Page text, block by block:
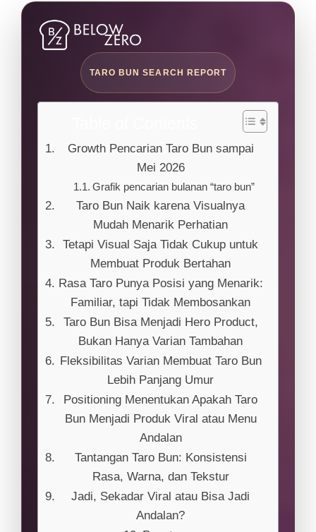
TARO BUN SEARCH REPORT
Growth Pencarian Taro Bun sampai
Mei 2026
Grafik pencarian bulanan “taro bun”
Taro Bun Naik karena Visualnya
Mudah Menarik Perhatian
Tetapi Visual Saja Tidak Cukup untuk
Membuat Produk Bertahan
Rasa Taro Punya Posisi yang Menarik:
Familiar, tapi Tidak Membosankan
Taro Bun Bisa Menjadi Hero Product,
Bukan Hanya Varian Tambahan
Fleksibilitas Varian Membuat Taro Bun
Lebih Panjang Umur
Positioning Menentukan Apakah Taro
Bun Menjadi Produk Viral atau Menu
Andalan
Tantangan Taro Bun: Konsistensi
Rasa, Warna, dan Tekstur
Jadi, Sekadar Viral atau Bisa Jadi
Andalan?